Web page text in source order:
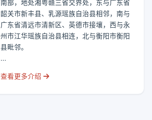
南部，地处湘粤赣三省交界处，东与广东省
韶关市新丰县、乳源瑶族自治县相邻，南与
广东省清远市清新区、英德市接壤，西与永
州市江华瑶族自治县相连，北与衡阳市衡阳
县毗邻。
...
查看更多介绍